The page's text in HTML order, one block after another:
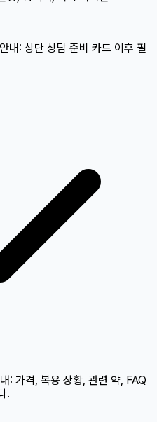
내: 상단 상담 준비 카드 이후 필
: 가격, 복용 상황, 관련 약, FAQ
.